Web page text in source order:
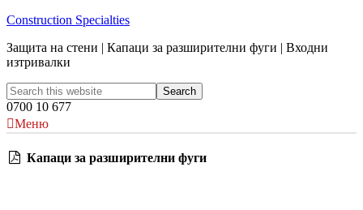
Construction Specialties
Защита на стени | Капаци за разширителни фуги | Входни
изтривалки
0700 10 677
Меню
Капаци за разширителни фуги